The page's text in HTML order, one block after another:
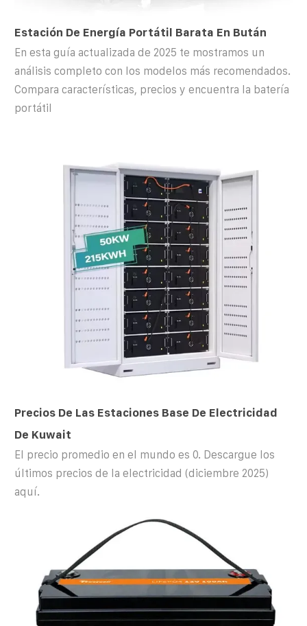
Estación De Energía Portátil Barata En Bután
En esta guía actualizada de 2025 te mostramos un
análisis completo con los modelos más recomendados.
Compara características, precios y encuentra la batería
portátil
Precios De Las Estaciones Base De Electricidad
De Kuwait
El precio promedio en el mundo es 0. Descargue los
últimos precios de la electricidad (diciembre 2025)
aquí.